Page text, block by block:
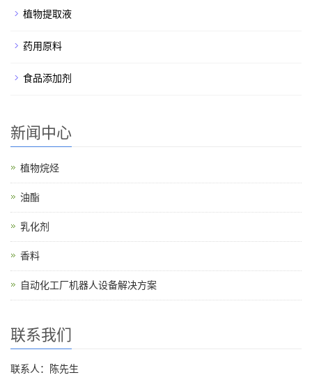
植物提取液
药用原料
食品添加剂
新闻中心
植物烷烃
油酯
乳化剂
香料
自动化工厂机器人设备解决方案
联系我们
联系人：陈先生